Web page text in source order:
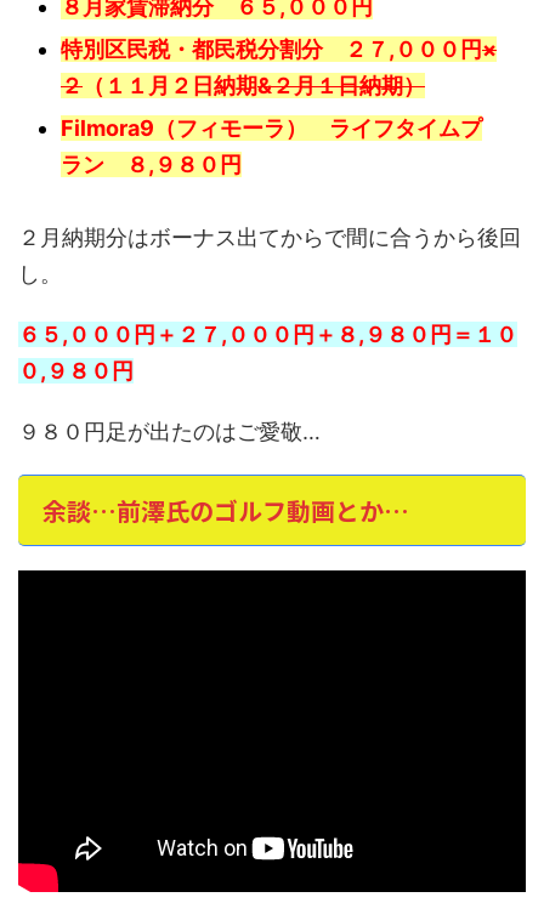
８月家賃滞納分 ６５,０００円
特別区民税・都民税分割分 ２７,０００円×
２ （１１月２日納期&２月１日納期）
Filmora9（フィモーラ） ライフタイムプ
ラン ８,９８０円
２月納期分はボーナス出てからで間に合うから後回
し。
６５,０００円＋２７,０００円＋８,９８０円＝１０
０,９８０円
９８０円足が出たのはご愛敬…
余談…前澤氏のゴルフ動画とか…